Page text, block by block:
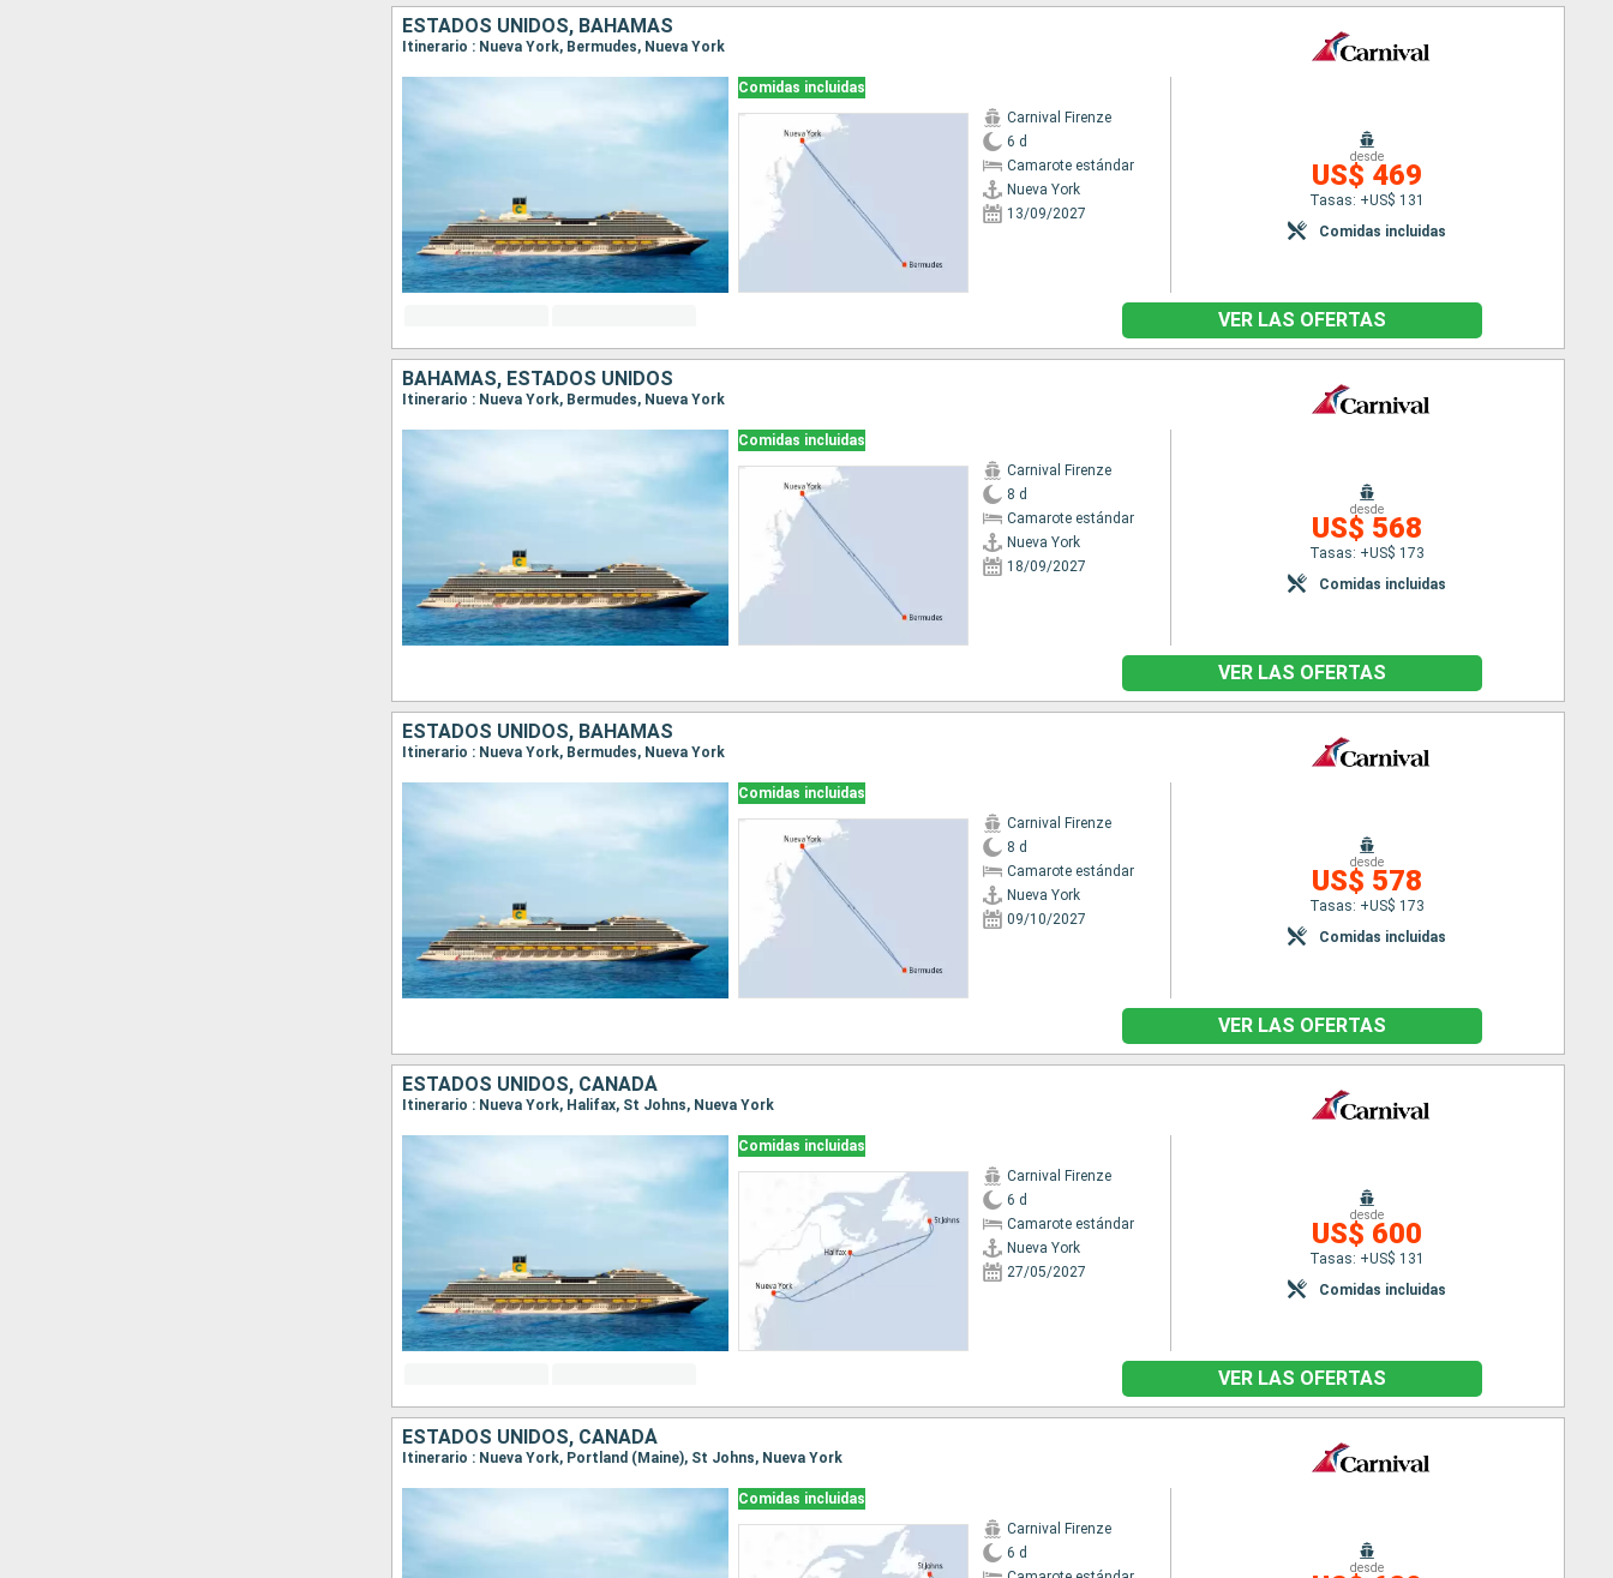
ESTADOS UNIDOS, BAHAMAS
Itinerario : Nueva York, Bermudes, Nueva York
Comidas incluidas
Carnival Firenze
6 d
Camarote estándar
Nueva York
13/09/2027
desde
US$ 469
Tasas: +US$ 131
Comidas incluidas
VER LAS OFERTAS
BAHAMAS, ESTADOS UNIDOS
Itinerario : Nueva York, Bermudes, Nueva York
Comidas incluidas
Carnival Firenze
8 d
Camarote estándar
Nueva York
18/09/2027
desde
US$ 568
Tasas: +US$ 173
Comidas incluidas
VER LAS OFERTAS
ESTADOS UNIDOS, BAHAMAS
Itinerario : Nueva York, Bermudes, Nueva York
Comidas incluidas
Carnival Firenze
8 d
Camarote estándar
Nueva York
09/10/2027
desde
US$ 578
Tasas: +US$ 173
Comidas incluidas
VER LAS OFERTAS
ESTADOS UNIDOS, CANADÁ
Itinerario : Nueva York, Halifax, St Johns, Nueva York
Comidas incluidas
Carnival Firenze
6 d
Camarote estándar
Nueva York
27/05/2027
desde
US$ 600
Tasas: +US$ 131
Comidas incluidas
VER LAS OFERTAS
ESTADOS UNIDOS, CANADÁ
Itinerario : Nueva York, Portland (Maine), St Johns, Nueva York
Comidas incluidas
Carnival Firenze
6 d
desde